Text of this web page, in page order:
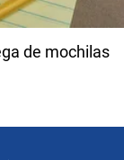
de mochilas